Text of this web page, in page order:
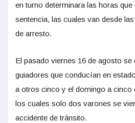
en turno determinara las horas
sentencia, las cuales van desde
de arresto.
El pasado viernes 16 de agosto se
guiadores que conducían en
a otros cinco y el domingo a cinco
los cuales solo dos varones se
accidente de tránsito.